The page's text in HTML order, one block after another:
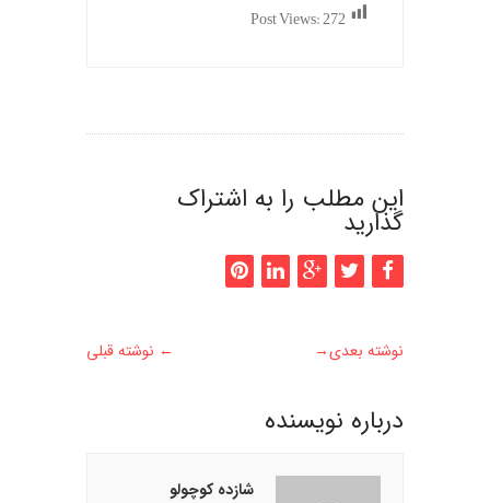
Post Views:272
این مطلب را به اشتراک
گذارید
← نوشته قبلی نوشته بعدی→
درباره نويسنده
شازده کوچولو